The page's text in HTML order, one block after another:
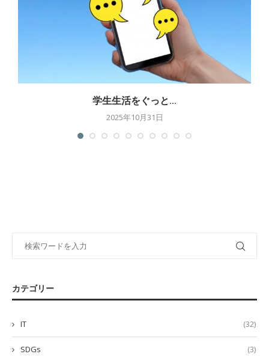
学生生活をぐっと...
2025年10月31日
カテゴリー
IT (32)
SDGs (3)